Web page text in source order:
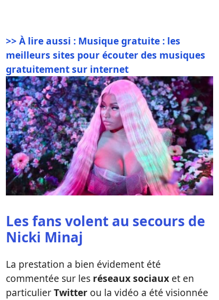
>> À lire aussi : Musique gratuite : les
meilleurs sites pour écouter des musiques
gratuitement sur internet
Les fans volent au secours de
Nicki Minaj
La prestation a bien évidement été
commentée sur les réseaux sociaux et en
particulierTwitter ou la vidéo a été visionnée